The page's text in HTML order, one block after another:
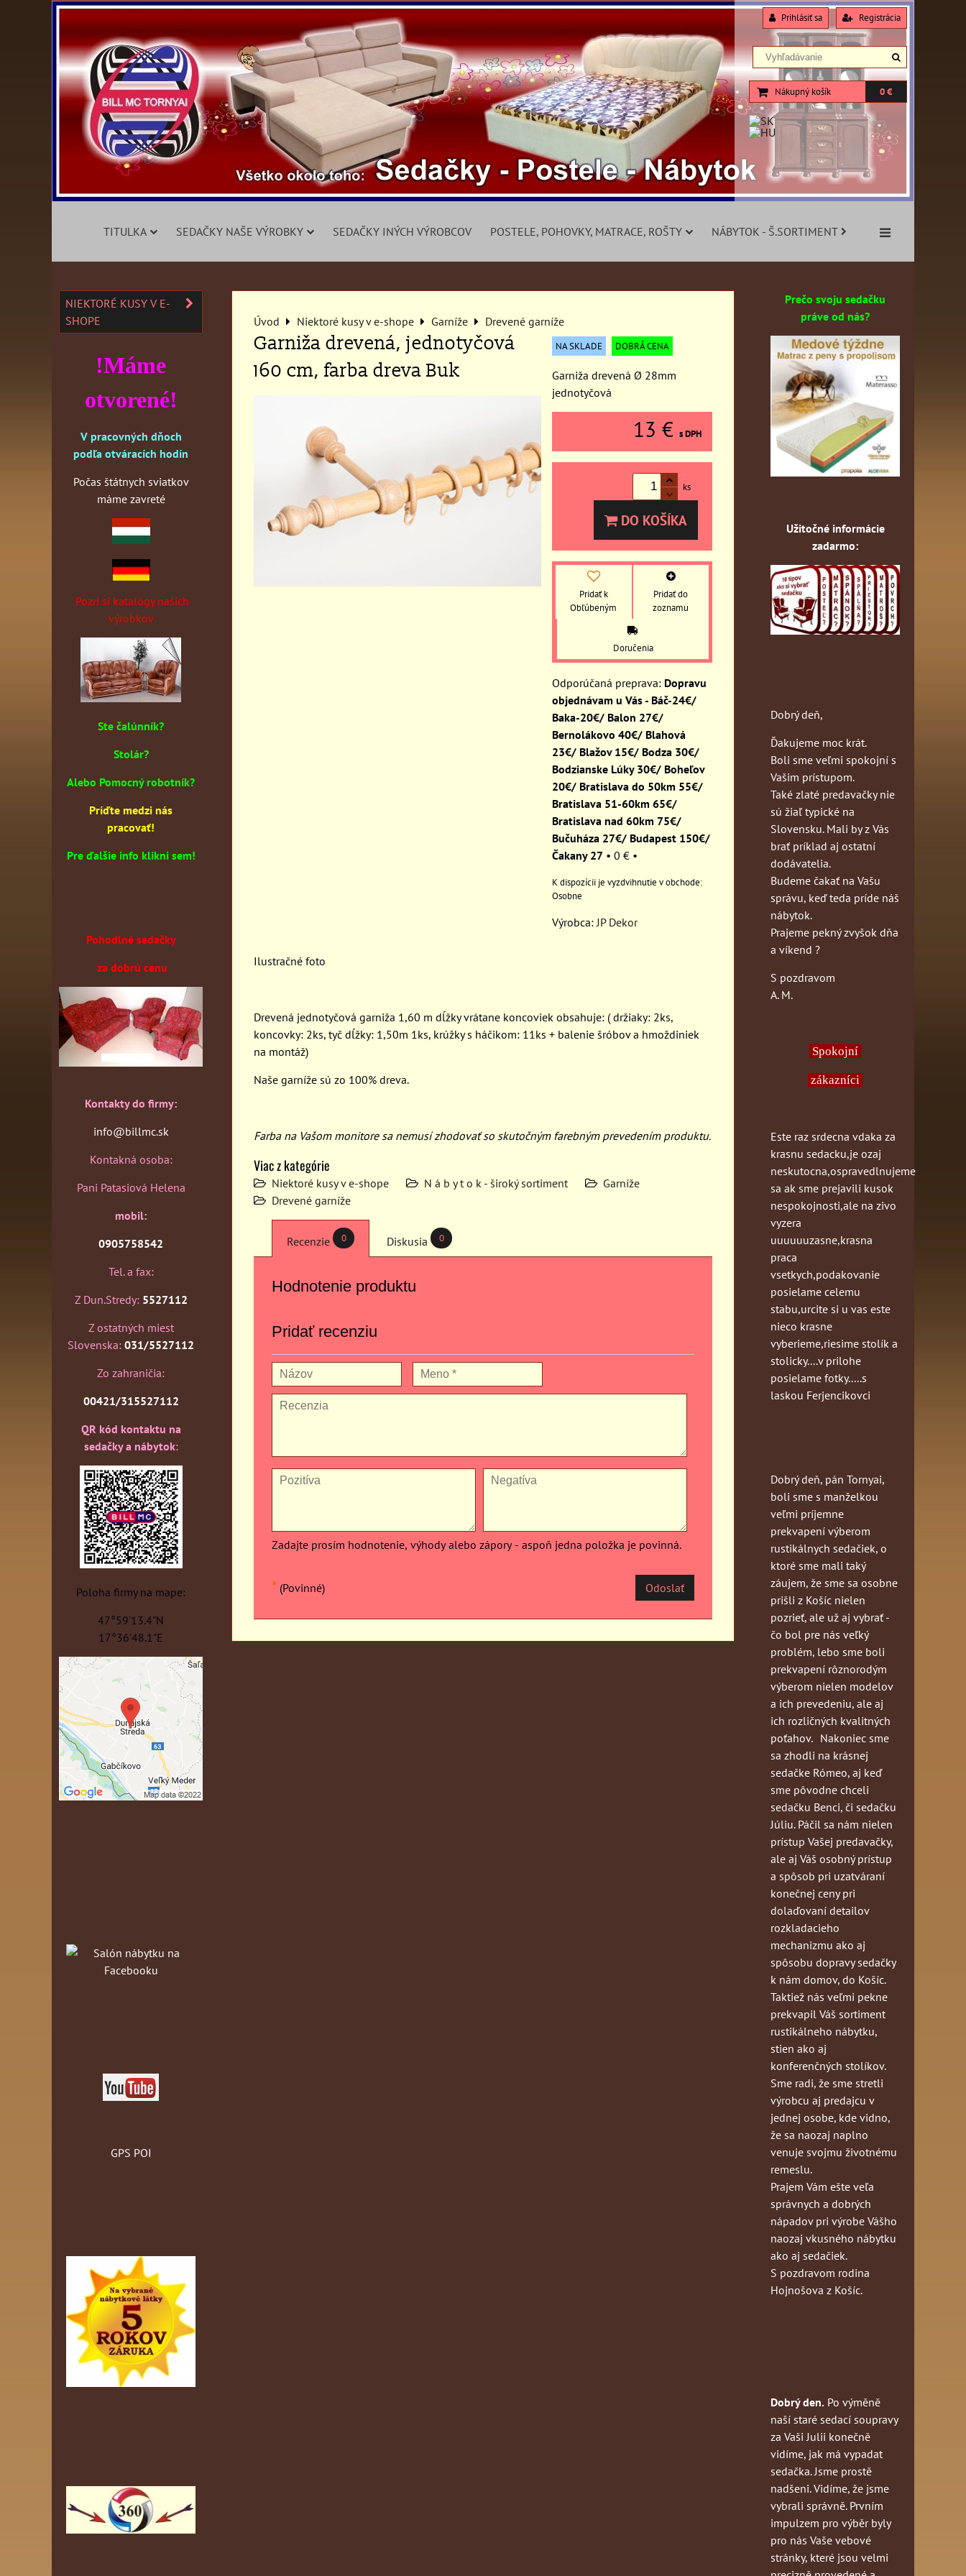
Prihlásiť sa Registrácia
Nákupný košík 0 €
TITULKA SEDAČKY NAŠE VÝROBKY SEDAČKY INÝCH VÝROBCOV POSTELE, POHOVKY, MATRACE, ROŠTY NÁBYTOK - Š.SORTIMENT
Úvod Niektoré kusy v e-shope Garníže Drevené garníže
Garniža drevená, jednotyčová
160 cm, farba dreva Buk
NA SKLADE DOBRÁ CENA
Garniža drevená Ø 28mm
jednotyčová
13 € s DPH
ks
DO KOŠÍKA
Pridať k
Obľúbeným
Pridať do
zoznamu
Doručenia
Dopravu
objednávam u Vás - Báč-24€/
Baka-20€/ Balon 27€/
Bernolákovo 40€/ Blahová
23€/ Blažov 15€/ Bodza 30€/
Bodzianske Lúky 30€/ Boheľov
20€/ Bratislava do 50km 55€/
Bratislava 51-60km 65€/
Bratislava nad 60km 75€/
Bučuháza 27€/ Budapest 150€/
Čakany 27 • 0 € •
Osobne
Výrobca: JP Dekor
Ilustračné foto
Drevená jednotyčová garniža 1,60 m dĺžky vrátane koncoviek obsahuje: ( držiaky: 2ks,
koncovky: 2ks, tyč dĺžky: 1,50m 1ks, krúžky s háčikom: 11ks + balenie šróbov a hmoždiniek
na montáž)
Naše garníže sú zo 100% dreva.
Farba na Vašom monitore sa nemusí zhodovať so skutočným farebným prevedením produktu.
Viac z kategórie
Niektoré kusy v e-shope N á b y t o k - široký sortiment
Garníže
Drevené garníže
Recenzie 0 Diskusia 0
Hodnotenie produktu
Pridať recenziu
Zadajte prosím hodnotenie, výhody alebo zápory - aspoň jedna položka je povinná.
* (Povinné) Odoslať
NIEKTORÉ KUSY V E-
SHOPE
!Máme
otvorené!
V pracovných dňoch
podľa otváracích hodín
Počas štátnych sviatkov
máme zavreté
Pozri si katalógy našich
výrobkov
Ste čalúnník?
Stolár?
Alebo Pomocný robotník?
Príďte medzi nás
pracovať!
Pre ďalšie info klikni sem!
Pohodlné sedačky
za dobrú cenu
Kontakty do firmy:
info@billmc.sk
Kontakná osoba:
Pani Patasiová Helena
mobil:
0905758542
Tel. a fax:
Z Dun.Stredy: 5527112
Z ostatných miest
Slovenska: 031/5527112
Zo zahraničia:
00421/315527112
QR kód kontaktu na
sedačky a nábytok:
Poloha firmy na mape:
47°59'13.4"N
17°36'48.1"E
GPS POI
Prečo svoju sedačku
práve od nás?
Užitočné informácie
zadarmo:
Dobrý deň,
Ďakujeme moc krát.
Boli sme veľmi spokojní s
Vašim prístupom.
Také zlaté predavačky nie
sú žiaľ typické na
Slovensku. Mali by z Vás
brať príklad aj ostatní
dodávatelia.
Budeme čakať na Vašu
správu, keď teda príde náš
nábytok.
Prajeme pekný zvyšok dňa
a víkend ?
S pozdravom
A. M.
Spokojní
zákazníci
Este raz srdecna vdaka za
krasnu sedacku,je ozaj
neskutocna,ospravedlnujeme
sa ak sme prejavili kusok
nespokojnosti,ale na zivo
vyzera
uuuuuuzasne,krasna
praca
vsetkych,podakovanie
posielame celemu
stabu,urcite si u vas este
nieco krasne
vyberieme,riesime stolík a
stolicky....v prilohe
posielame fotky.....s
laskou Ferjencikovci
Dobrý deň, pán Tornyai,
boli sme s manželkou
veľmi príjemne
prekvapení výberom
rustikálnych sedačiek, o
ktoré sme mali taký
záujem, že sme sa osobne
prišli z Košíc nielen
pozrieť, ale už aj vybrať -
čo bol pre nás veľký
problém, lebo sme boli
prekvapení rôznorodým
výberom nielen modelov
a ich prevedeniu, ale aj
ich rozličných kvalitných
poťahov. Nakoniec sme
sa zhodli na krásnej
sedačke Rómeo, aj keď
sme pôvodne chceli
sedačku Benci, či sedačku
Júliu. Páčil sa nám nielen
prístup Vašej predavačky,
ale aj Váš osobný prístup
a spôsob pri uzatváraní
konečnej ceny pri
dolaďovaní detailov
rozkladacieho
mechanizmu ako aj
spôsobu dopravy sedačky
k nám domov, do Košíc.
Taktiež nás veľmi pekne
prekvapil Váš sortiment
rustikálneho nábytku,
stien ako aj
konferenčných stolíkov.
Sme radi, že sme stretli
výrobcu aj predajcu v
jednej osobe, kde vidno,
že sa naozaj naplno
venuje svojmu životnému
remeslu.
Prajem Vám ešte veľa
správnych a dobrých
nápadov pri výrobe Vášho
naozaj vkusného nábytku
ako aj sedačiek.
S pozdravom rodina
Hojnošova z Košíc.
Dobrý den. Po výměně
naší staré sedací soupravy
za Vaši Julii konečně
vidíme, jak má vypadat
sedačka. Jsme prostě
nadšeni. Vidíme, že jsme
vybrali správně. Prvním
impulzem pro výběr byly
pro nás Vaše vebové
stránky, které jsou velmi